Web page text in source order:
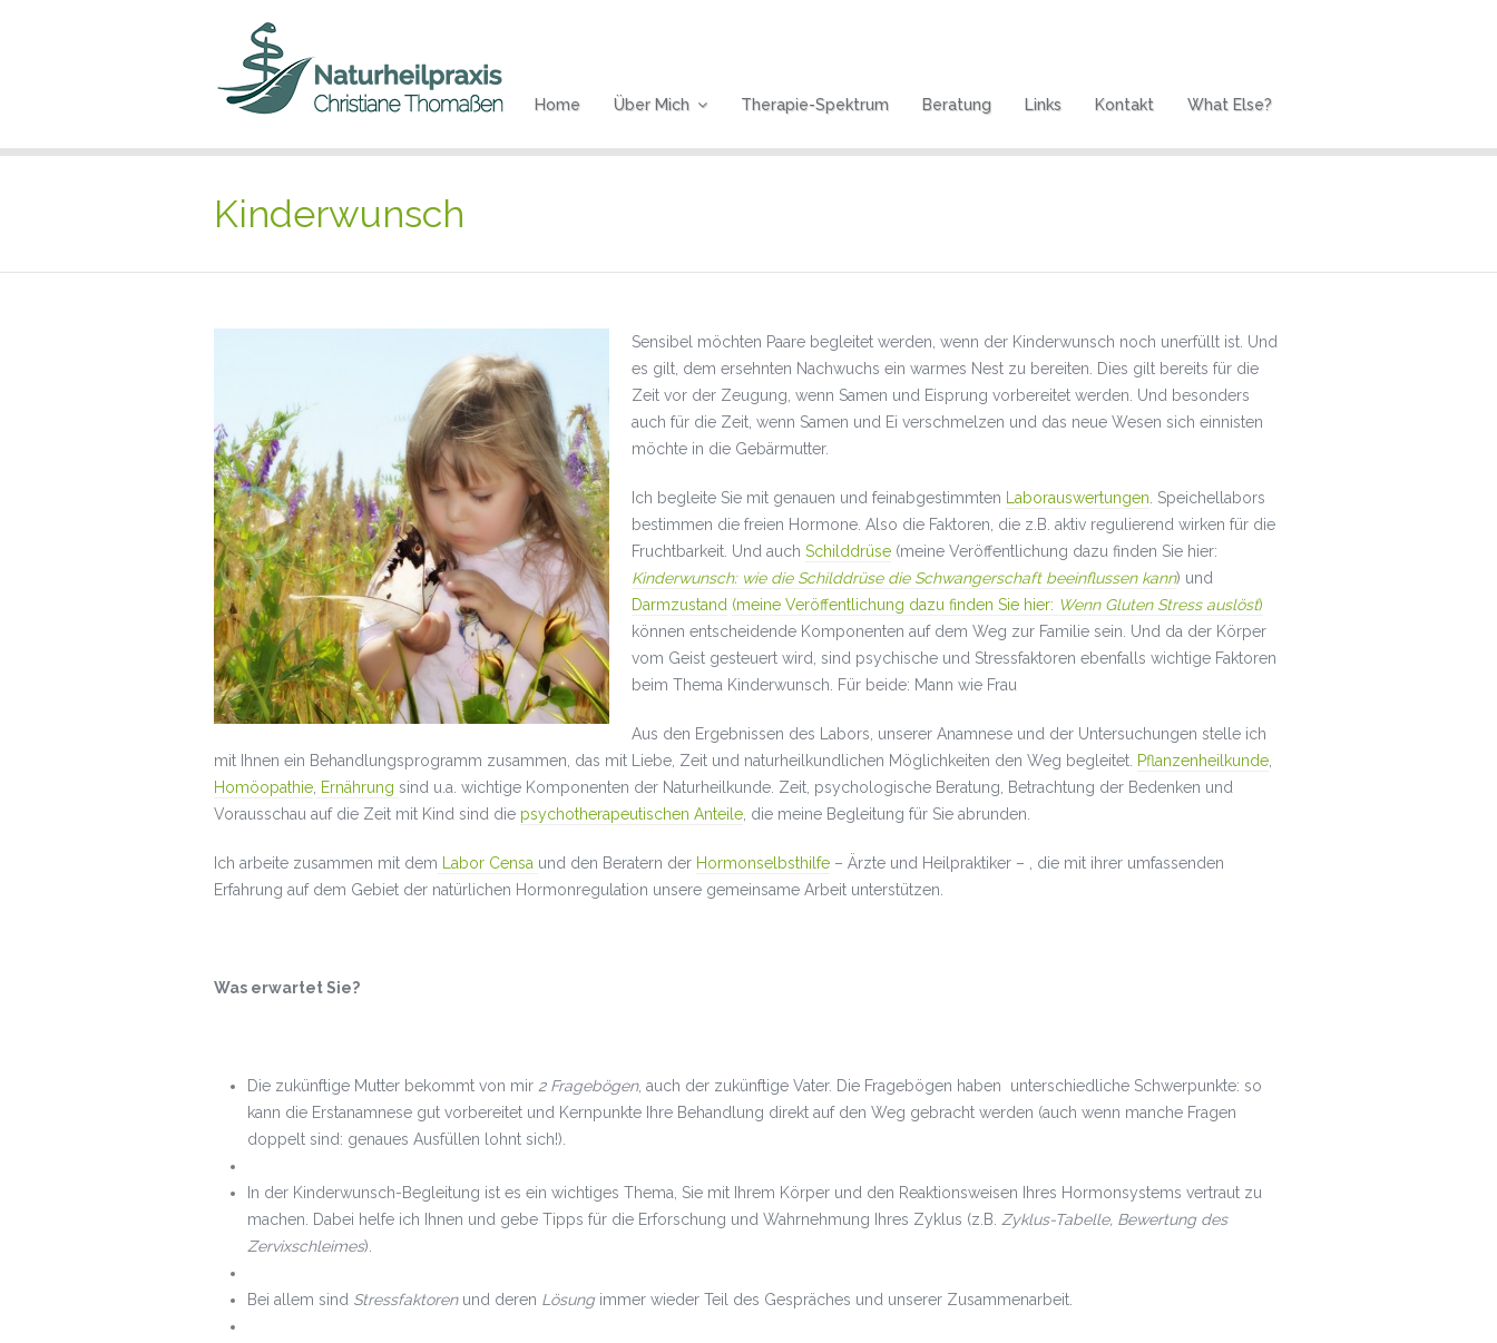
Home Über Mich Therapie-Spektrum Beratung Links Kontakt What Else?
Kinderwunsch
Sensibel möchten Paare begleitet werden, wenn der Kinderwunsch noch unerfüllt ist. Und
es gilt, dem ersehnten Nachwuchs ein warmes Nest zu bereiten. Dies gilt bereits für die
Zeit vor der Zeugung, wenn Samen und Eisprung vorbereitet werden. Und besonders
auch für die Zeit, wenn Samen und Ei verschmelzen und das neue Wesen sich einnisten
möchte in die Gebärmutter.
Ich begleite Sie mit genauen und feinabgestimmten Laborauswertungen . Speichellabors
bestimmen die freien Hormone. Also die Faktoren, die z.B. aktiv regulierend wirken für die
Fruchtbarkeit. Und auchSchilddrüse (meine Veröffentlichung dazu finden Sie hier:
Kinderwunsch: wie die Schilddrüse die Schwangerschaft beeinflussen kann) und
Darmzustand (meine Veröffentlichung dazu finden Sie hier: Wenn Gluten Stress auslöst)
können entscheidende Komponenten auf dem Weg zur Familie sein. Und da der Körper
vom Geist gesteuert wird, sind psychische und Stressfaktoren ebenfalls wichtige Faktoren
beim Thema Kinderwunsch. Für beide: Mann wie Frau
Aus den Ergebnissen des Labors, unserer Anamnese und der Untersuchungen stelle ich
mit Ihnen ein Behandlungsprogramm zusammen, das mit Liebe, Zeit und naturheilkundlichen Möglichkeiten den Weg begleitet. Pflanzenheilkunde
Homöopathie Ernährung sind u.a. wichtige Komponenten der Naturheilkunde. Zeit, psychologische Beratung, Betrachtung der Bedenken und
Vorausschau auf die Zeit mit Kind sind die psychotherapeutischen Anteile , die meine Begleitung für Sie abrunden.
Ich arbeite zusammen mit dem Labor Censa und den Beratern der Hormonselbsthilfe – Ärzte und Heilpraktiker – , die mit ihrer umfassenden
Erfahrung auf dem Gebiet der natürlichen Hormonregulation unsere gemeinsame Arbeit unterstützen.
Was erwartet Sie?
Die zukünftige Mutter bekommt von mir 2 Fragebögen, auch der zukünftige Vater. Die Fragebögen haben unterschiedliche Schwerpunkte: so
kann die Erstanamnese gut vorbereitet und Kernpunkte Ihre Behandlung direkt auf den Weg gebracht werden (auch wenn manche Fragen
doppelt sind: genaues Ausfüllen lohnt sich!).
In der Kinderwunsch-Begleitung ist es ein wichtiges Thema, Sie mit Ihrem Körper und den Reaktionsweisen Ihres Hormonsystems vertraut zu
machen. Dabei helfe ich Ihnen und gebe Tipps für die Erforschung und Wahrnehmung Ihres Zyklus (z.B. Zyklus-Tabelle, Bewertung des
Zervixschleimes).
Bei allem sind Stressfaktorenund deren Lösungimmer wieder Teil des Gespräches und unserer Zusammenarbeit.